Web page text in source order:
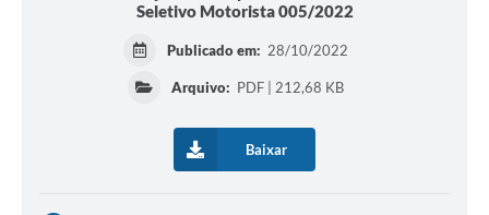
Seletivo Motorista 005/2022
Publicado em: 28/10/2022
Arquivo: PDF | 212,68 KB
Baixar